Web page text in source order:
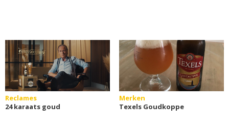
Reclames
24 karaats goud
Merken
Texels Goudkoppe